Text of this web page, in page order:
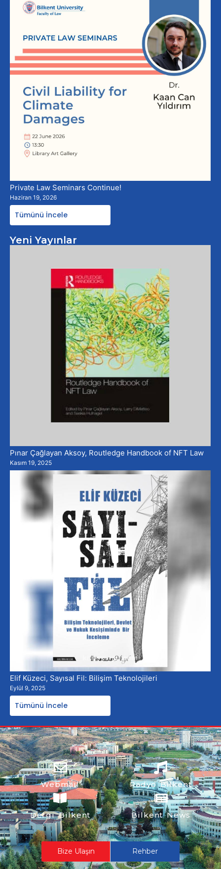
Private Law Seminars Continue!
Haziran 19, 2026
Tümünü İncele
Yeni Yayınlar
Pınar Çağlayan Aksoy, Routledge Handbook of NFT Law
Kasım 19, 2025
Elif Küzeci, Sayısal Fil: Bilişim Teknolojileri
Eylül 9, 2025
Tümünü İncele
Webmail Radyo Bilkent
Dergi Bilkent Bilkent News
Bize Ulaşın Rehber